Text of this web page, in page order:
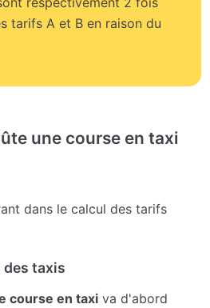
tarifs A et B en raison du
une course en taxi
dans le calcul des tarifs
des taxis
course en taxi va d'abord